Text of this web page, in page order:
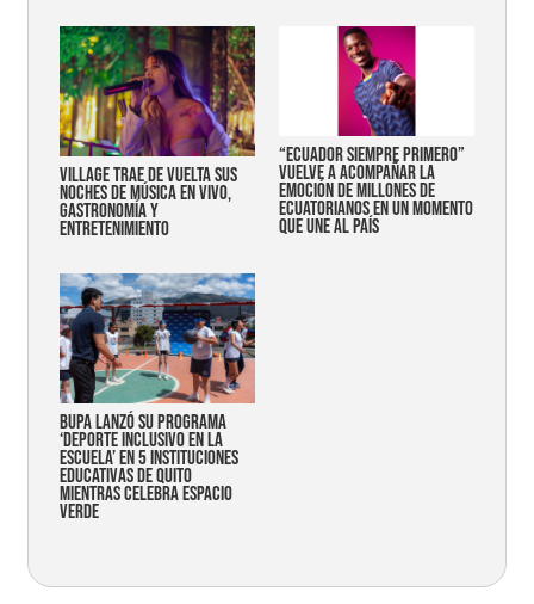
Village trae de vuelta sus
noches de música en vivo,
gastronomía y
entretenimiento
“Ecuador siempre primero”
vuelve a acompañar la
emoción de millones de
ecuatorianos en un momento
que une al país
Bupa lanzó su programa
‘Deporte Inclusivo en la
Escuela’ en 5 instituciones
educativas de Quito
mientras celebra espacio
verde